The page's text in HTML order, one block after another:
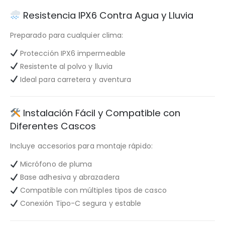
Resistencia IPX6 Contra Agua y Lluvia
Preparado para cualquier clima:
Protección IPX6 impermeable
Resistente al polvo y lluvia
Ideal para carretera y aventura
Instalación Fácil y Compatible con
Diferentes Cascos
Incluye accesorios para montaje rápido:
Micrófono de pluma
Base adhesiva y abrazadera
Compatible con múltiples tipos de casco
Conexión Tipo-C segura y estable